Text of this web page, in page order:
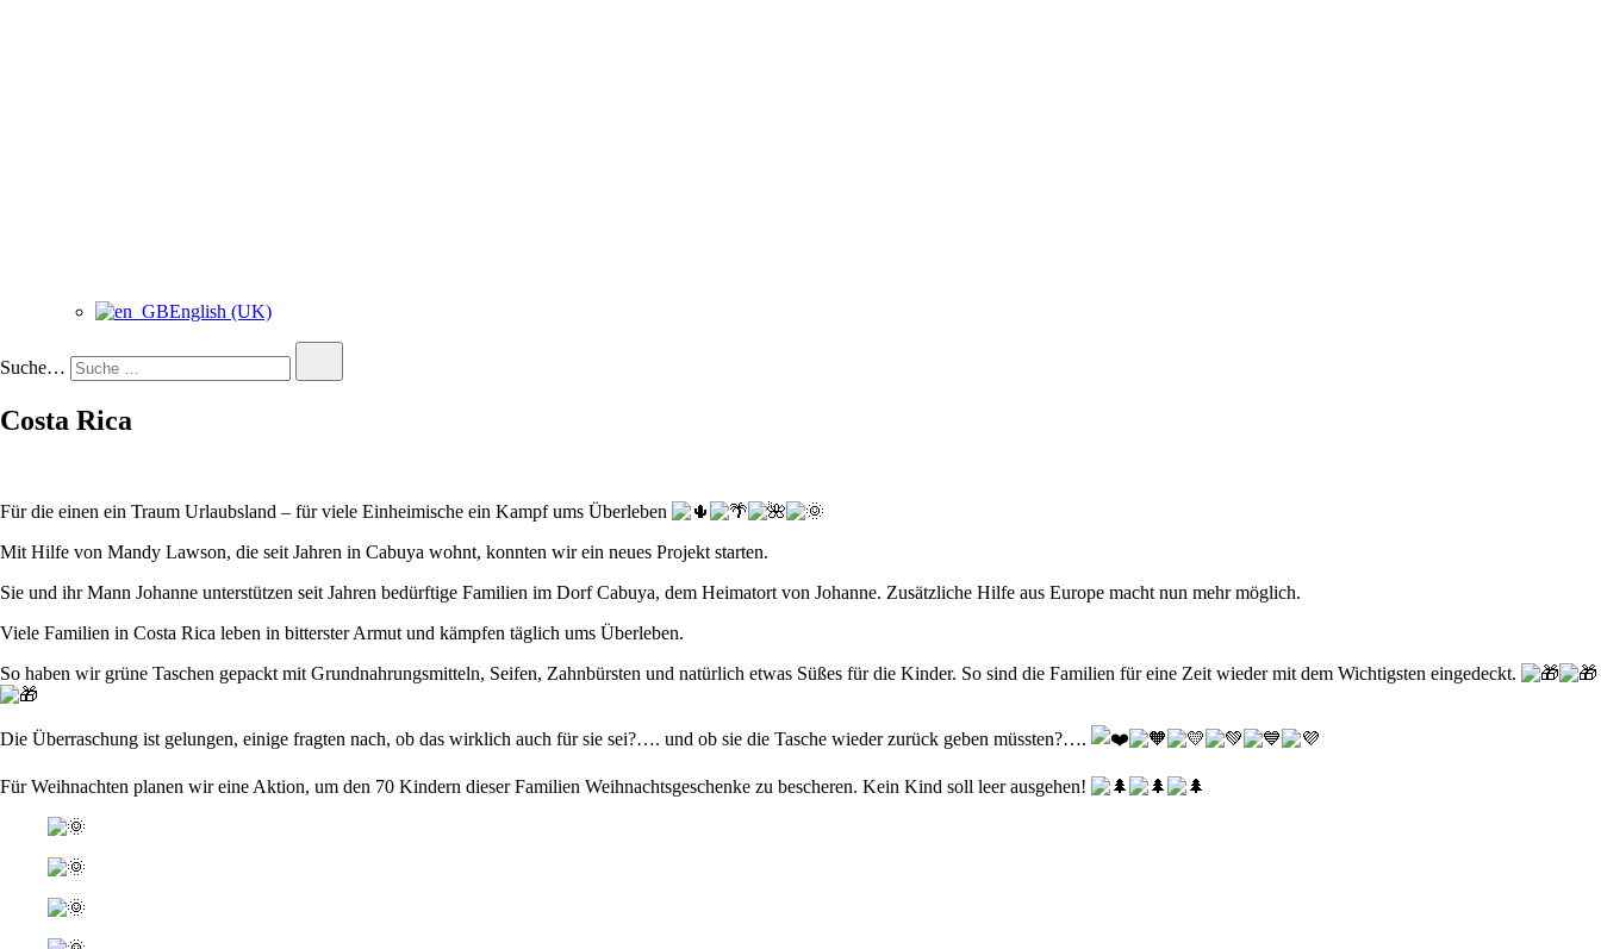
English (UK)
Suche…
Costa Rica
Für die einen ein Traum Urlaubsland – für viele Einheimische ein Kampf ums Überleben
Mit Hilfe von Mandy Lawson, die seit Jahren in Cabuya wohnt, konnten wir ein neues Projekt starten.
Sie und ihr Mann Johanne unterstützen seit Jahren bedürftige Familien im Dorf Cabuya, dem Heimatort von Johanne. Zusätzliche Hilfe aus Europe macht nun mehr möglich.
Viele Familien in Costa Rica leben in bitterster Armut und kämpfen täglich ums Überleben.
So haben wir grüne Taschen gepackt mit Grundnahrungsmitteln, Seifen, Zahnbürsten und natürlich etwas Süßes für die Kinder. So sind die Familien für eine Zeit wieder mit dem Wichtigsten eingedeckt.
Die Überraschung ist gelungen, einige fragten nach, ob das wirklich auch für sie sei?…. und ob sie die Tasche wieder zurück geben müssten?….
Für Weihnachten planen wir eine Aktion, um den 70 Kindern dieser Familien Weihnachtsgeschenke zu bescheren. Kein Kind soll leer ausgehen!